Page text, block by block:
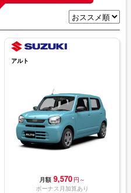
アルト
月額 9,570 円～
ボーナス月加算あり